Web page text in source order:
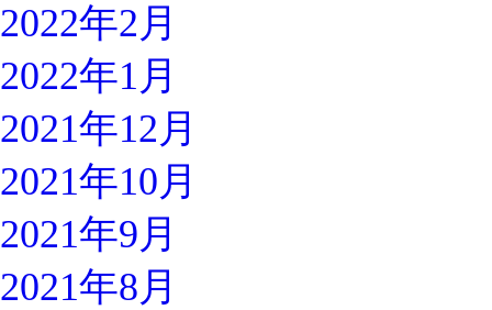
2022年2月
2022年1月
2021年12月
2021年10月
2021年9月
2021年8月